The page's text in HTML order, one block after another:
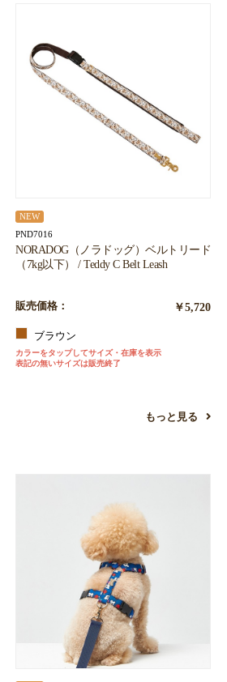
NEW
PND7016
NORADOG（ノラドッグ）ベルトリード
（7kg以下） / Teddy C Belt Leash
販売価格： ￥5,720
ブラウン
カラーをタップしてサイズ・在庫を表示
表記の無いサイズは販売終了
もっと見る